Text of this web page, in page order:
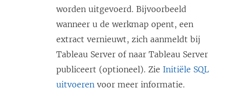
)
worden uitgevoerd. Bijvoorbeeld
wanneer u de werkmap opent, een
extract vernieuwt, zich aanmeldt bij
Tableau Server of naar Tableau Server
publiceert (optioneel). Zie Initiële SQL
uitvoeren voor meer informatie.